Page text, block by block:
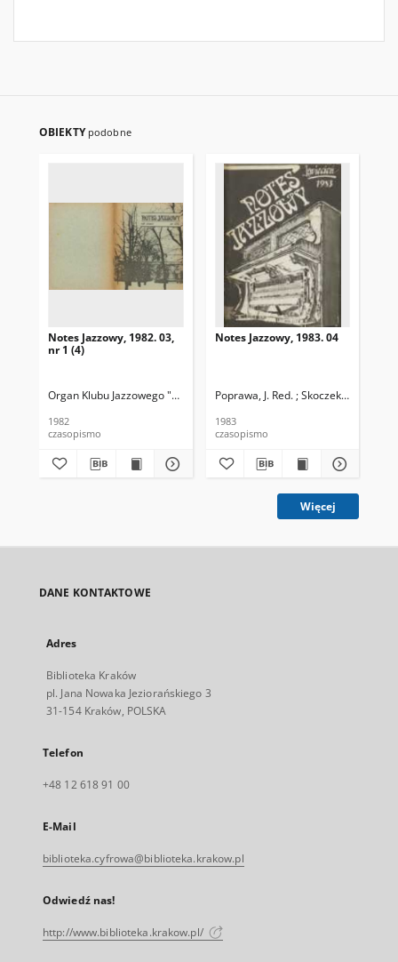
OBIEKTY podobne
Notes Jazzowy, 1982. 03,
nr 1 (4)
Organ Klubu Jazzowego "Rotunda" Skoczek, T. Red.
1982
czasopismo
Notes Jazzowy, 1983. 04
Poprawa, J. Red. ; Skoczek T. Red.
1983
czasopismo
Więcej
DANE KONTAKTOWE
Adres
Biblioteka Kraków
pl. Jana Nowaka Jeziorańskiego 3
31-154 Kraków, POLSKA
Telefon
+48 12 618 91 00
E-Mail
biblioteka.cyfrowa@biblioteka.krakow.pl
Odwiedź nas!
http://www.biblioteka.krakow.pl/